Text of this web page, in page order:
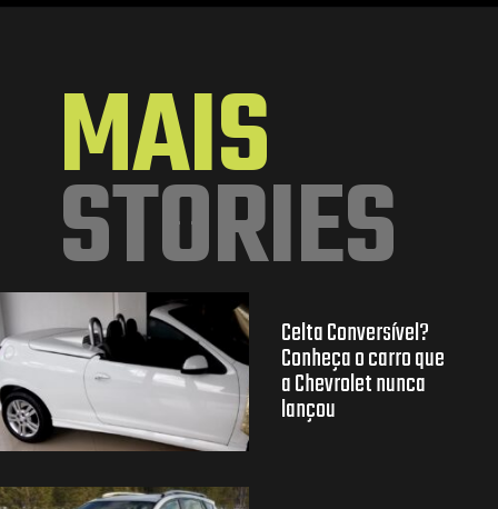
MAIS
STORIES
Celta Conversível?
Conheça o carro que
a Chevrolet nunca
lançou